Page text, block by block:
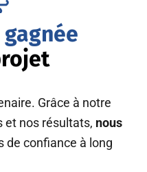
Grâce à notre
et nos résultats, nous
de confiance à long